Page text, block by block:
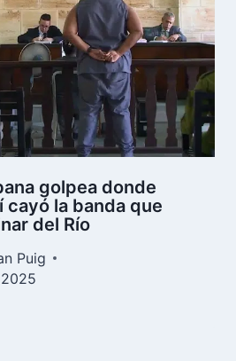
golpea donde
cayó la banda que
del Río
Puig